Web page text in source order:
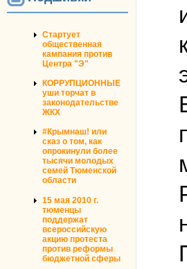
Стартует
общественная
кампания против
Центра "Э"
КОРРУПЦИОННЫЕ
уши торчат в
законодательстве
ЖКХ
#Крымнаш! или
сказ о том, как
опрокинули более
тысячи молодых
семей Тюменской
области
15 мая 2010 г.
тюменцы
поддержат
всероссийскую
акцию протеста
против реформы
бюджетной сферы